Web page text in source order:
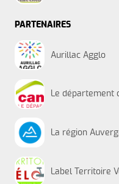
PARTENAIRES
Aurillac Agglo
Le département
La région
Label Territoire